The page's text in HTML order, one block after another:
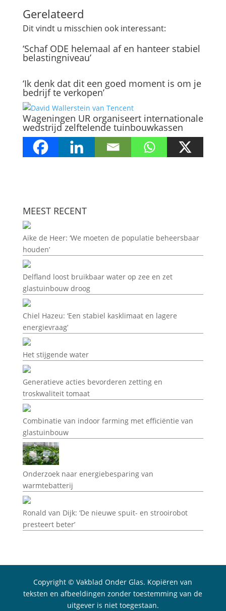
Gerelateerd
Dit vindt u misschien ook interessant:
‘Schaf ODE helemaal af en hanteer stabiel
belastingniveau’
‘Ik denk dat dit een goed moment is om je
bedrijf te verkopen’
Wageningen UR organiseert internationale
wedstrijd zelftelende tuinbouwkassen
MEEST RECENT
Aike de Heer: ‘We moeten de populatie beheersbaar
houden’
Delfland loost bruikbaar water op zee en zet
glastuinbouw droog
Chiel Hazeu: ‘Een stabiel kasklimaat en lagere
energievraag’
Het stijgende water
Generatieve acties bevorderen zetting en
troskwaliteit tomaat
Combinatie van indoor farming met efficiëntie van
glastuinbouw
Onderzoek naar energiebesparing van
warmtebatterij
Ronald van Dijk: ‘De nieuwe spuit- en strooirobot
presteert beter’
Copyright © Vakblad Onder Glas. Kopiëren van
teksten en afbeeldingen zonder toestemming van de
uitgever is niet toegestaan.